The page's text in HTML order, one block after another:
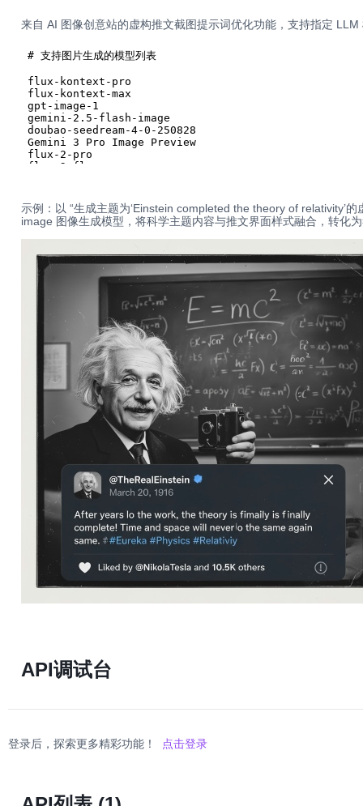
来自 AI 图像创意站的虚构推文截图提示词优化功能，支持指定
示例：以 “生成主题为‘Einstein completed the theory of relativity’
image 图像生成模型，将科学主题内容与推文界面样式融合，转化
API调试台
登录后，探索更多精彩功能！ 点击登录